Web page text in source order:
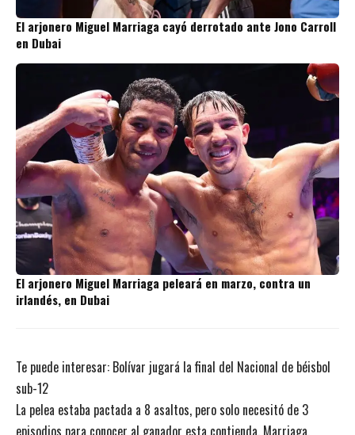
El arjonero Miguel Marriaga cayó derrotado ante Jono Carroll
en Dubai
El arjonero Miguel Marriaga peleará en marzo, contra un
irlandés, en Dubai
Te puede interesar: Bolívar jugará la final del Nacional de béisbol
sub-12
La pelea estaba pactada a 8 asaltos, pero solo necesitó de 3
episodios para conocer al ganador esta contienda. Marriaga,